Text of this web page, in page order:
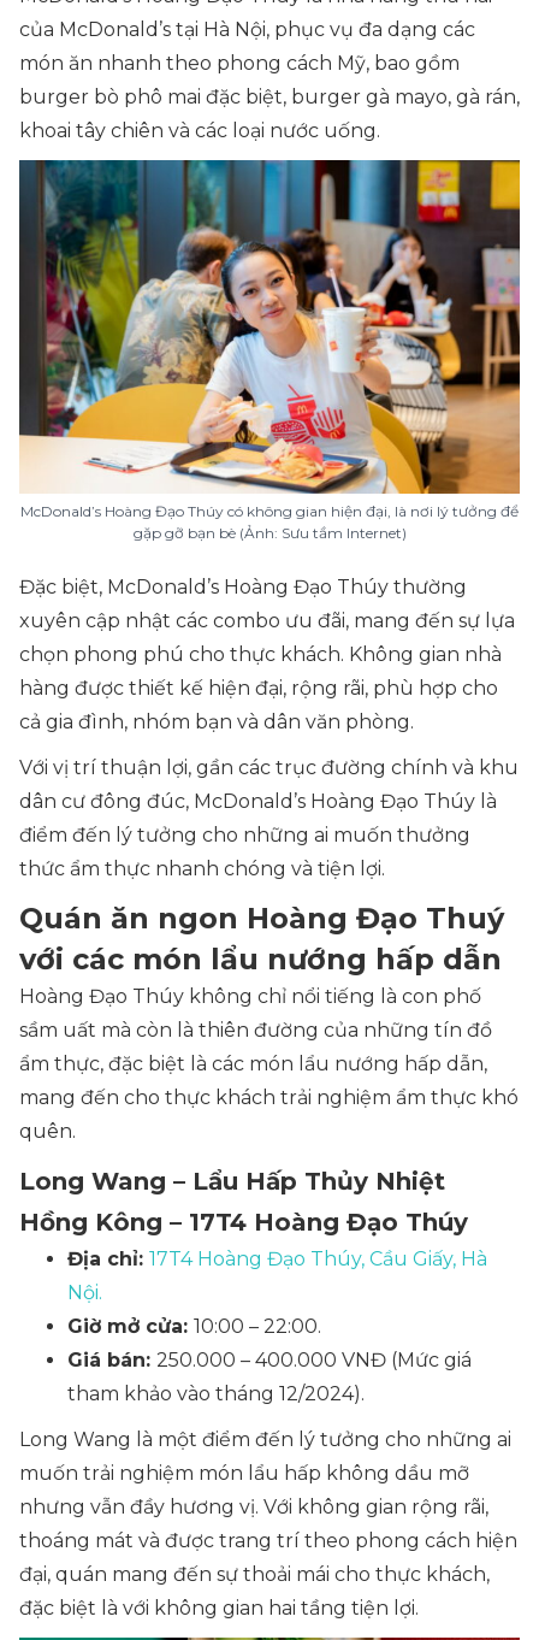
của McDonald’s tại Hà Nội, phục vụ đa dạng các
món ăn nhanh theo phong cách Mỹ, bao gồm
burger bò phô mai đặc biệt, burger gà mayo, gà rán,
khoai tây chiên và các loại nước uống.
McDonald’s Hoàng Đạo Thúy có không gian hiện đại, là nơi lý tưởng để
gặp gỡ bạn bè (Ảnh: Sưu tầm Internet)
Đặc biệt, McDonald’s Hoàng Đạo Thúy thường
xuyên cập nhật các combo ưu đãi, mang đến sự lựa
chọn phong phú cho thực khách. Không gian nhà
hàng được thiết kế hiện đại, rộng rãi, phù hợp cho
cả gia đình, nhóm bạn và dân văn phòng.
Với vị trí thuận lợi, gần các trục đường chính và khu
dân cư đông đúc, McDonald’s Hoàng Đạo Thúy là
điểm đến lý tưởng cho những ai muốn thưởng
thức ẩm thực nhanh chóng và tiện lợi.
Quán ăn ngon Hoàng Đạo Thuý
với các món lẩu nướng hấp dẫn
Hoàng Đạo Thúy không chỉ nổi tiếng là con phố
sầm uất mà còn là thiên đường của những tín đồ
ẩm thực, đặc biệt là các món lẩu nướng hấp dẫn,
mang đến cho thực khách trải nghiệm ẩm thực khó
quên.
Long Wang – Lẩu Hấp Thủy Nhiệt
Hồng Kông – 17T4 Hoàng Đạo Thúy
Địa chỉ: 17T4 Hoàng Đạo Thúy, Cầu Giấy, Hà
Nội.
Giờ mở cửa: 10:00 – 22:00.
Giá bán: 250.000 – 400.000 VNĐ (Mức giá
tham khảo vào tháng 12/2024).
Long Wang là một điểm đến lý tưởng cho những ai
muốn trải nghiệm món lẩu hấp không dầu mỡ
nhưng vẫn đầy hương vị. Với không gian rộng rãi,
thoáng mát và được trang trí theo phong cách hiện
đại, quán mang đến sự thoải mái cho thực khách,
đặc biệt là với không gian hai tầng tiện lợi.